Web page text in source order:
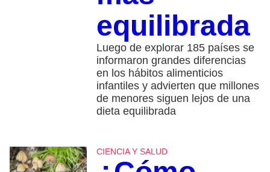
equilibrada
Luego de explorar 185 países se
informaron grandes diferencias
en los hábitos alimenticios
infantiles y advierten que millones
de menores siguen lejos de una
dieta equilibrada
CIENCIA Y SALUD